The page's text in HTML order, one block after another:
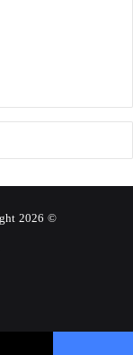
© Copyright 2026